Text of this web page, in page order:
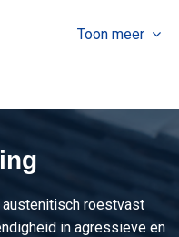
Toon meer
austenitisch roestvast
in agressieve en